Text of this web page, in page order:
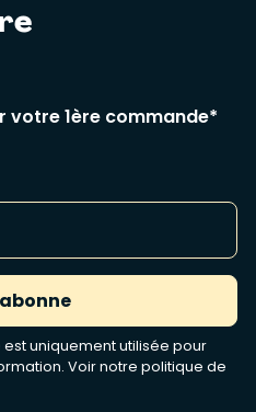
votre 1ère commande*
uniquement utilisée pour
Voir notre politique de